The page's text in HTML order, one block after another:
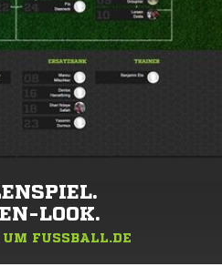
LOOK.
FUSSBALL.DE